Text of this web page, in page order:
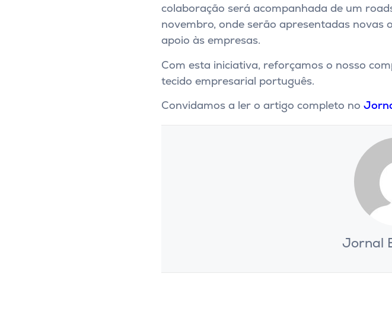
colaboração será acompanhada de um
novembro, onde serão apresentadas
apoio às empresas.
Com esta iniciativa, reforçamos o nosso
tecido empresarial português.
Convidamos a ler o artigo completo no
Jornal